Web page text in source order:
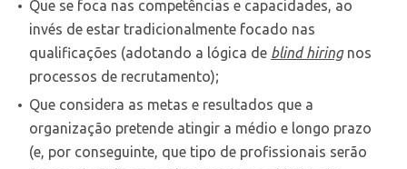
Que se foca nas competências e capacidades, ao
invés de estar tradicionalmente focado nas
qualificações (adotando a lógica de blind hiringnos
processos de recrutamento);
Que considera as metas e resultados que a
organização pretende atingir a médio e longo prazo
(e, por conseguinte, que tipo de profissionais serão